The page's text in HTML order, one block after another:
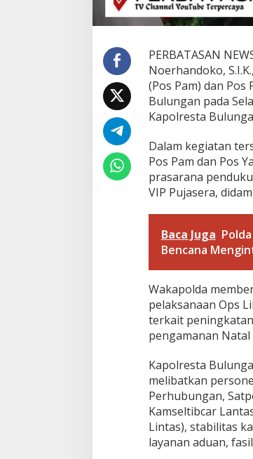
O
p
L
i
l
i
n
K
a
n
2
0
4
i
W
a
y
a
h
P
l
r
s
t
a
B
PERBATASAN
Noerhandoko,
(Pos Pam) dan Pos
Bulungan pada
Kapolresta
Dalam kegiatan
Pos Pam dan Pos
prasarana
VIP Pujasera,
Baca Juga
Bencana
Wakapolda
pelaksanaan Ops
terkait
pengamanan
Kapolresta
melibatkan
Perhubungan,
Kamseltibcar
Lintas), stabilitas
layanan aduan,